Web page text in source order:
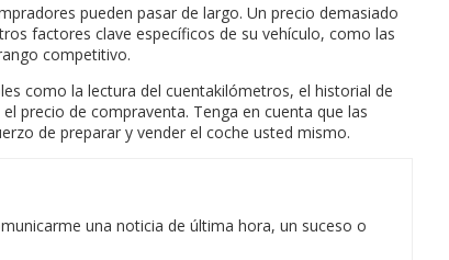
pueden pasar de largo. Un precio demasiado
factores clave específicos de su vehículo, como las
competitivo.
como la lectura del cuentakilómetros, el historial de
precio de compraventa. Tenga en cuenta que las
de preparar y vender el coche usted mismo.
una noticia de última hora, un suceso o